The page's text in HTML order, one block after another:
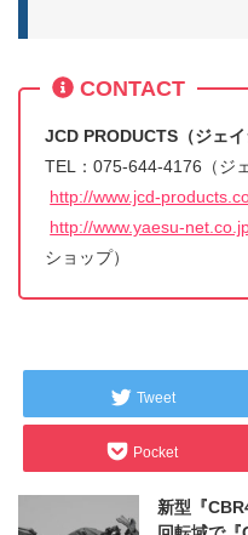
CONTACT
JCD PRODUCTS（ジェイ
TEL：075-644-4176（ジ
http://www.jcd-
http://www.yaesu-
ショップ）
Tweet
Pocket
新型『